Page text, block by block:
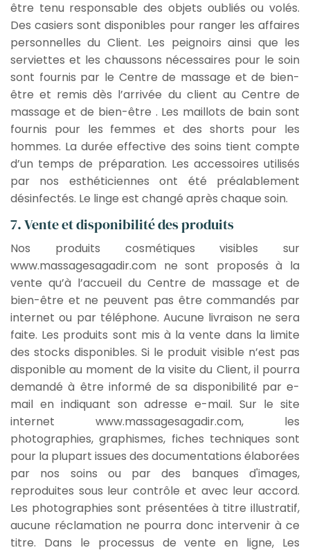
être tenu responsable des objets oubliés ou volés.
Des casiers sont disponibles pour ranger les affaires
personnelles du Client. Les peignoirs ainsi que les
serviettes et les chaussons nécessaires pour le soin
sont fournis par le Centre de massage et de bien-
être et remis dès l’arrivée du client au Centre de
massage et de bien-être . Les maillots de bain sont
fournis pour les femmes et des shorts pour les
hommes. La durée effective des soins tient compte
d’un temps de préparation. Les accessoires utilisés
par nos esthéticiennes ont été préalablement
désinfectés. Le linge est changé après chaque soin.
7. Vente et disponibilité des produits
Nos produits cosmétiques visibles sur
www.massagesagadir.com ne sont proposés à la
vente qu’à l’accueil du Centre de massage et de
bien-être et ne peuvent pas être commandés par
internet ou par téléphone. Aucune livraison ne sera
faite. Les produits sont mis à la vente dans la limite
des stocks disponibles. Si le produit visible n’est pas
disponible au moment de la visite du Client, il pourra
demandé à être informé de sa disponibilité par e-
mail en indiquant son adresse e-mail. Sur le site
internet www.massagesagadir.com, les
photographies, graphismes, fiches techniques sont
pour la plupart issues des documentations élaborées
par nos soins ou par des banques d'images,
reproduites sous leur contrôle et avec leur accord.
Les photographies sont présentées à titre illustratif,
aucune réclamation ne pourra donc intervenir à ce
titre. Dans le processus de vente en ligne, Les